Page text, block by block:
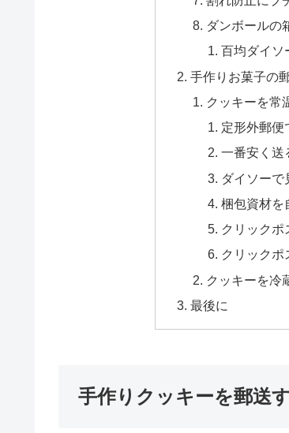
ダンボールの
百均ダイソ
手作りお菓子の
クッキーを常
定形外郵便
一番安く送
ダイソー
梱包資材を
クリックポ
クリック
クッキーを冷
最後に
手作りクッキーを郵送